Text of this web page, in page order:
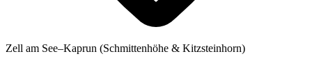
Zell am See–Kaprun (Schmittenhöhe & Kitzsteinhorn)